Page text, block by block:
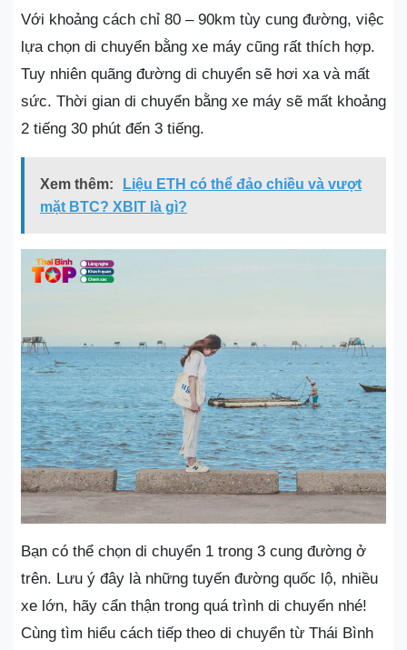
Với khoảng cách chỉ 80 – 90km tùy cung đường, việc
lựa chọn di chuyển bằng xe máy cũng rất thích hợp.
Tuy nhiên quãng đường di chuyển sẽ hơi xa và mất
sức. Thời gian di chuyển bằng xe máy sẽ mất khoảng
2 tiếng 30 phút đến 3 tiếng.
Xem thêm:
Liệu ETH có thể đảo chiều và vượt
mặt BTC? XBIT là gì?
Bạn có thể chọn di chuyển 1 trong 3 cung đường ở
trên. Lưu ý đây là những tuyến đường quốc lộ, nhiều
xe lớn, hãy cẩn thận trong quá trình di chuyển nhé!
Cùng tìm hiểu cách tiếp theo di chuyển từ Thái Bình